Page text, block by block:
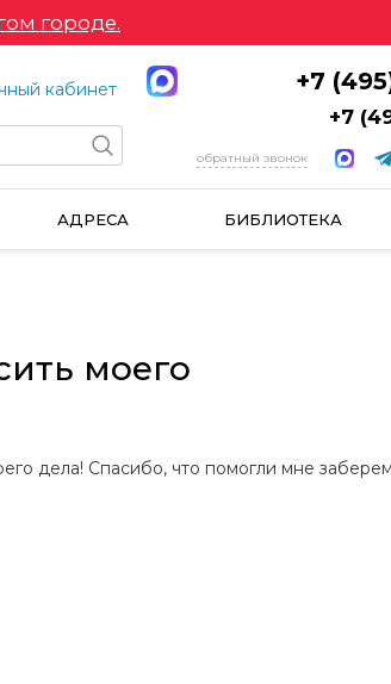
городе.
кабинет +7
+7
обратный звонок
АДРЕСА БИБЛИОТЕКА
моего
дела! Спасибо, что помогли мне